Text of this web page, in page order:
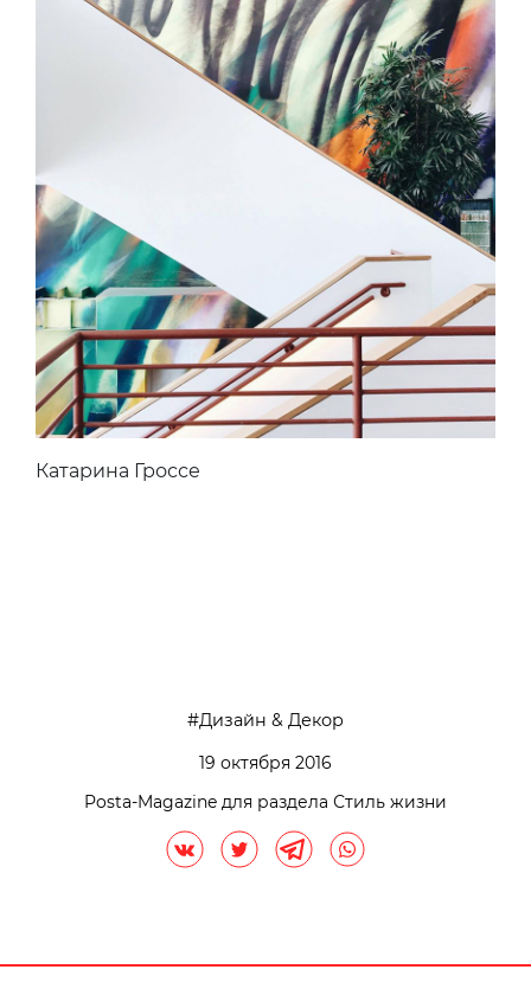
Катарина Гроссе
Дизайн & Декор
19 октября 2016
Posta-Magazine для раздела Стиль жизни